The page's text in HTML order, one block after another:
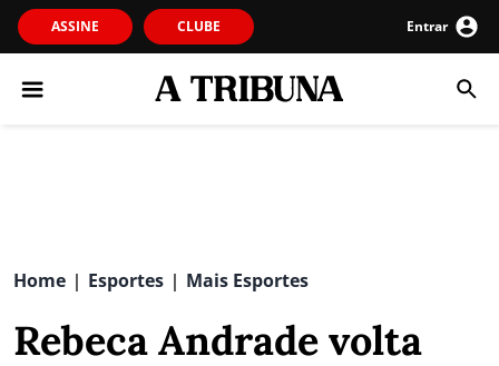
ASSINE CLUBE Entrar
Home | Esportes | Mais Esportes
Rebeca Andrade volta